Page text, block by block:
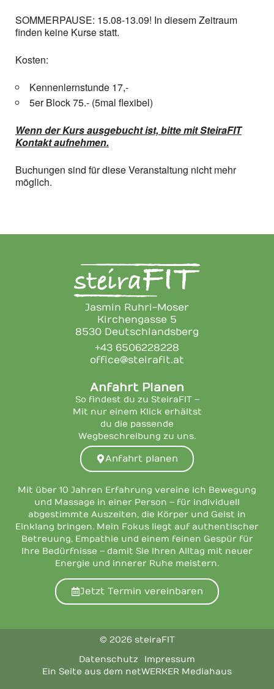
SOMMERPAUSE: 15.08-13.09! In diesem Zeitraum
finden keine Kurse statt.
Kosten:
Kennenlernstunde 17,-
5er Block 75.- (5mal flexibel)
Wenn der Kurs ausgebucht ist, bitte mit SteiraFIT
Kontakt aufnehmen.
Buchungen sind für diese Veranstaltung nicht mehr
möglich.
Jasmin Ruhri-Moser
Kirchengasse 5
8530 Deutschlandsberg
+43 6506228228
office@steirafit.at
Anfahrt Planen
So findest du zu SteiraFIT –
Mit nur einem Klick erhältst
du die passende
Wegbeschreibung zu uns.
Anfahrt planen
Mit über 10 Jahren Erfahrung vereine ich Bewegung
und Massage in einer Person – für individuell
abgestimmte Auszeiten, die Körper und Geist in
Einklang bringen. Mein Fokus liegt auf authentischer
Betreuung, Empathie und einem feinen Gespür für
Ihre Bedürfnisse – damit Sie Ihren Alltag mit neuer
Energie und innerer Ruhe meistern.
Jetzt Termin vereinbaren
© 2026 steiraFIT
Datenschutz
Impressum
Ein Seite aus dem netWERKER Mediahaus